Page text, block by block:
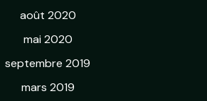
août 2020
mai 2020
septembre 2019
mars 2019